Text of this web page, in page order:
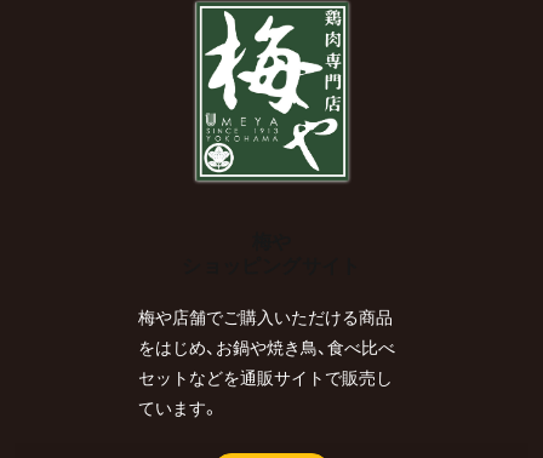
梅や店舗でご購入いただける商品
をはじめ、お鍋や焼き鳥、食べ比べ
セットなどを通販サイトで販売し
ています。